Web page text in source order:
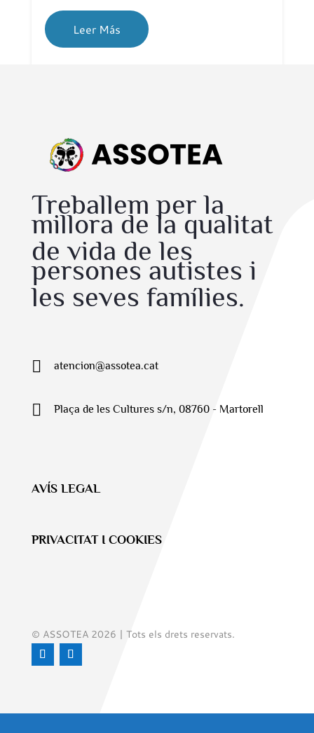
Leer Más
Treballem per la
millora de la qualitat
de vida de les
persones autistes i
les seves famílies.
 atencion@assotea.cat
 Plaça de les Cultures s/n, 08760 - Martorell
AVÍS LEGAL
PRIVACITAT I COOKIES
© ASSOTEA 2026 | Tots els drets reservats.